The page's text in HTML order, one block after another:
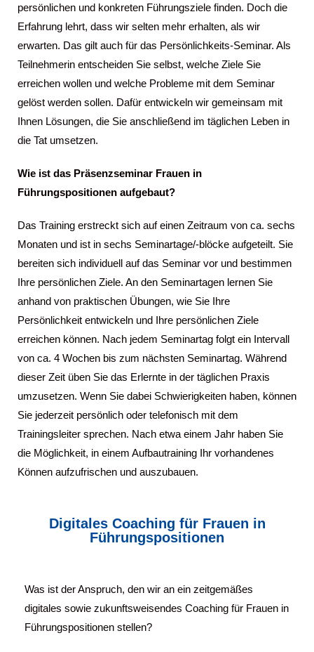
persönlichen und konkreten Führungsziele finden. Doch die
Erfahrung lehrt, dass wir selten mehr erhalten, als wir
erwarten. Das gilt auch für das Persönlichkeits-Seminar. Als
Teilnehmerin entscheiden Sie selbst, welche Ziele Sie
erreichen wollen und welche Probleme mit dem Seminar
gelöst werden sollen. Dafür entwickeln wir gemeinsam mit
Ihnen Lösungen, die Sie anschließend im täglichen Leben in
die Tat umsetzen.
Wie ist das Präsenzseminar Frauen in
Führungspositionen aufgebaut?
Das Training erstreckt sich auf einen Zeitraum von ca. sechs
Monaten und ist in sechs Seminartage/-blöcke aufgeteilt. Sie
bereiten sich individuell auf das Seminar vor und bestimmen
Ihre persönlichen Ziele. An den Seminartagen lernen Sie
anhand von praktischen Übungen, wie Sie Ihre
Persönlichkeit entwickeln und Ihre persönlichen Ziele
erreichen können. Nach jedem Seminartag folgt ein Intervall
von ca. 4 Wochen bis zum nächsten Seminartag. Während
dieser Zeit üben Sie das Erlernte in der täglichen Praxis
umzusetzen. Wenn Sie dabei Schwierigkeiten haben, können
Sie jederzeit persönlich oder telefonisch mit dem
Trainingsleiter sprechen. Nach etwa einem Jahr haben Sie
die Möglichkeit, in einem Aufbautraining Ihr vorhandenes
Können aufzufrischen und auszubauen.
Digitales Coaching für Frauen in
Führungspositionen
Was ist der Anspruch, den wir an ein zeitgemäßes
digitales sowie zukunftsweisendes Coaching für Frauen in
Führungspositionen stellen?